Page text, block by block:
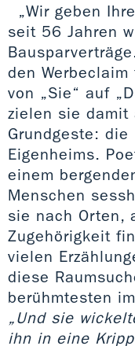
„Wir geben
seit 56 Jahren
den
von „Sie“ auf
zielen sie damit
Grundgeste: die
Eigenheims.
einem
Menschen
sie nach Orten,
Zugehörigkeit
vielen
diese
berühmtesten
„Und sie
ihn in eine